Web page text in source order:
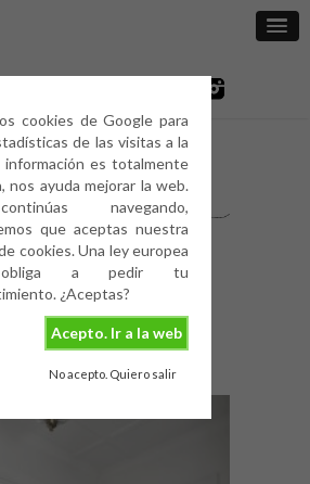
cookies de Google para
de las visitas a la
información es totalmente
nos ayuda mejorar la web.
navegando,
que aceptas nuestra
cookies. Una ley europea
a pedir tu
¿Aceptas?
Acepto. Ir a la web
No acepto. Quiero salir